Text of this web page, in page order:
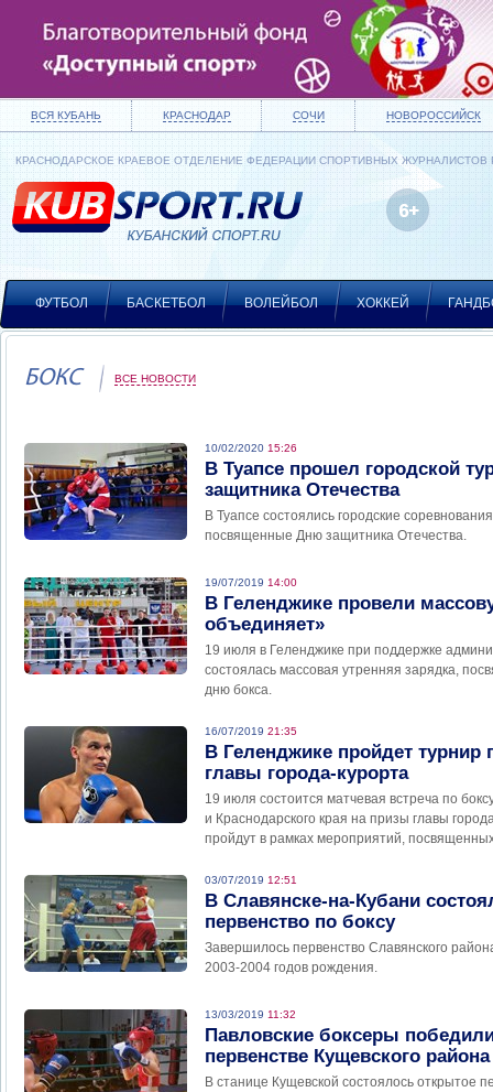
ВСЯ КУБАНЬ КРАСНОДАР СОЧИ НОВОРОССИЙСК
КРАСНОДАРСКОЕ КРАЕВОЕ ОТДЕЛЕНИЕ ФЕДЕРАЦИИ СПОРТИВНЫХ ЖУРНАЛИСТОВ
ФУТБОЛ БАСКЕТБОЛ ВОЛЕЙБОЛ ХОККЕЙ
БОКС ВСЕ НОВОСТИ
10/02/2020 15:26
В Туапсе прошел городской
защитника Отечества
В Туапсе состоялись городские
посвященные Дню защитника Отечества.
19/07/2019 14:00
В Геленджике провели
объединяет»
19 июля в Геленджике при поддержке
состоялась массовая утренняя зарядка,
дню бокса.
16/07/2019 21:35
В Геленджике пройдет турнир
главы города-курорта
19 июля состоится матчевая встреча по
и Краснодарского края на призы главы
пройдут в рамках мероприятий,
03/07/2019 12:51
В Славянске-на-Кубани
первенство по боксу
Завершилось первенство Славянского
2003-2004 годов рождения.
13/03/2019 11:32
Павловские боксеры
первенстве Кущевского района
В станице Кущевской состоялось открытое